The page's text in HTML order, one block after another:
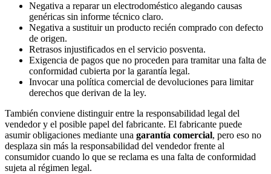
Negativa a reparar un electrodoméstico alegando causas
genéricas sin informe técnico claro.
Negativa a sustituir un producto recién comprado con defecto
de origen.
Retrasos injustificados en el servicio posventa.
Exigencia de pagos que no proceden para tramitar una falta de
conformidad cubierta por la garantía legal.
Invocar una política comercial de devoluciones para limitar
derechos que derivan de la ley.
También conviene distinguir entre la responsabilidad legal del
vendedor y el posible papel del fabricante. El fabricante puede
asumir obligaciones mediante una garantía comercial, pero eso no
desplaza sin más la responsabilidad del vendedor frente al
consumidor cuando lo que se reclama es una falta de conformidad
sujeta al régimen legal.